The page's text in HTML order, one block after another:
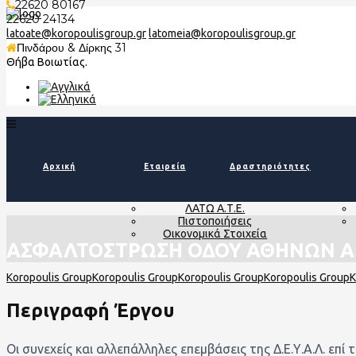
22620 80167
22620 24134
latoate@koropoulisgroup.grlatomeia@koropoulisgroup.gr
Πινδάρου & Δίρκης 31
Θήβα Βοιωτίας.
Αρχική Εταιρεία
ΛΑΤΩ Α.Τ.Ε.
Πιστοποιήσεις
Οικονομικά Στοιχεία
Δραστηριότητες
ΑΣΦΑΛΤΟΣΤΡΩΣΗ ΟΔΟΥ ΑΘΗΝΩΝ
Περιγραφή Έργου
Οι συνεχείς και αλλεπάλληλες επεμβάσεις της Δ.Ε.Υ.Α.Λ.